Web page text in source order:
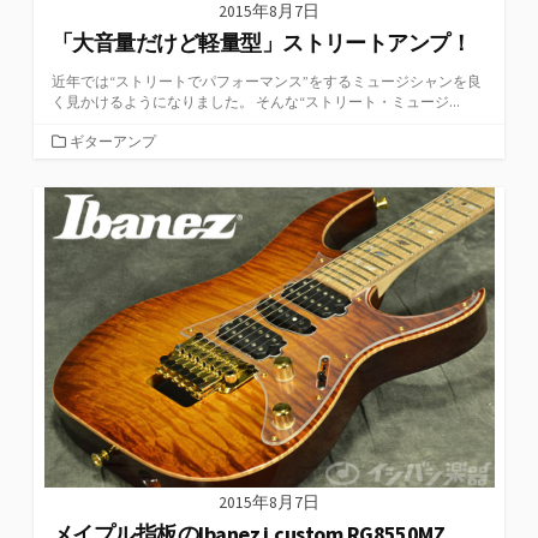
2015年8月7日
「大音量だけど軽量型」ストリートアンプ！
近年では“ストリートでパフォーマンス”をするミュージシャンを良
く見かけるようになりました。 そんな“ストリート・ミュージ...
カ
ゴ
リ
ー
ギターアンプ
2015年8月7日